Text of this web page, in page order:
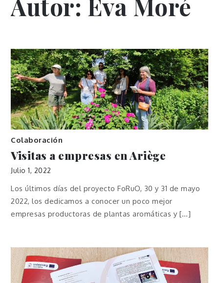
Colaboración
Visitas a empresas en Ariège
Julio 1, 2022
Los últimos días del proyecto FoRuO, 30 y 31 de mayo
2022, los dedicamos a conocer un poco mejor
empresas productoras de plantas aromáticas y […]